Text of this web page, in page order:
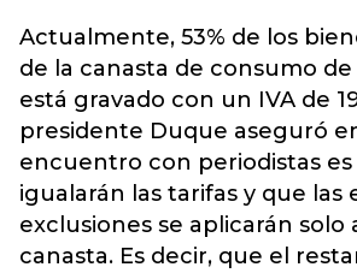
Actualmente, 53% de los
de la canasta de consumo
está gravado con un IVA de
presidente Duque aseguró
encuentro con periodistas es
igualarán las tarifas y que las
exclusiones se aplicarán solo
canasta. Es decir, que el